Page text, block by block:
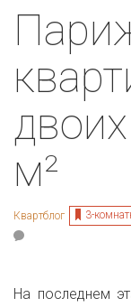
м²
Квартблог 3-
На последнем